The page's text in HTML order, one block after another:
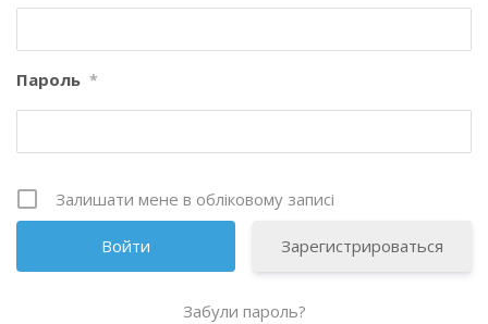
Пароль *
Залишати мене в обліковому записі
Зарегистрироваться
Забули пароль?